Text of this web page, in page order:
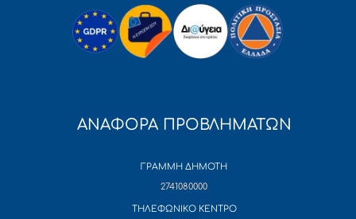
ΑΝΑΦΟΡΑ ΠΡΟΒΛΗΜΑΤΩΝ
ΓΡΑΜΜΗ ΔΗΜΟΤΗ
2741080000
ΤΗΛΕΦΩΝΙΚΟ ΚΕΝΤΡΟ